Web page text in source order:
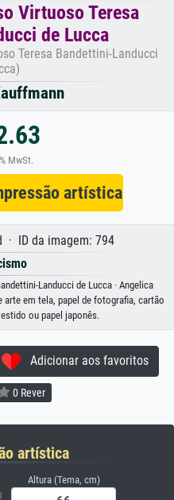
Virtuoso Teresa
de Lucca
Teresa Bandettini-Landucci
MwSt.
artística
· ID da imagem: 794
Landucci de Lucca · Angelica
em tela, papel de fotografia, cartão
ou papel japonês.
Adicionar aos favoritos
0 Rever
artística
Altura (Tema, cm)